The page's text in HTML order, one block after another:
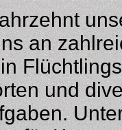
an
und